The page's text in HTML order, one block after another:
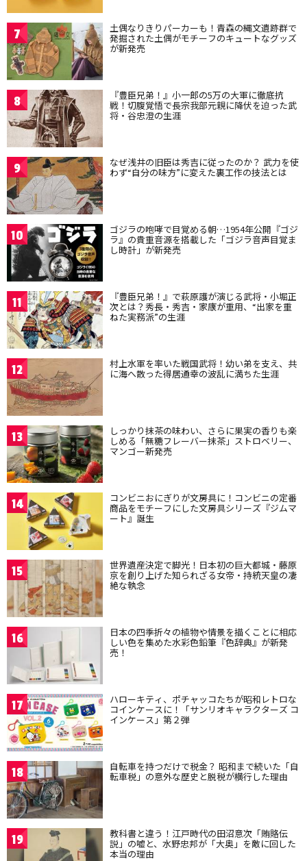
7 土偶なりきりパーカーも！青森の縄文遺跡群で
発掘された土偶がモチーフのキュートなグッズ
が新発売
8 『豊臣兄弟！』小一郎の5万の大軍に徹底抗
戦！切腹覚悟で長宗我部元親に降伏を迫った武
将・谷忠澄の生涯
9 なぜ浅井の旧臣は秀吉に従ったのか？ 武力を使
わず“自分の味方”に変えた裏工作の技法とは
10 ゴジラの咆哮で目覚める朝…1954年公開『ゴジ
ラ』の貴重音源を搭載した「ゴジラ音声目覚ま
し時計」が新発売
11 『豊臣兄弟！』で萩原護が演じる武将・小堀正
次とは？秀長・秀吉・家康が重用、“出家を重
ねた実務派”の生涯
12 村上水軍を率いた戦国武将！幼い弟を支え、共
に海へ散った得居通幸の波乱に満ちた生涯
13 しっかり抹茶の味わい、さらに果実の香りも楽
しめる「無糖フレーバー抹茶」ストロベリー、
マンゴー新発売
14 コンビニおにぎりが文房具に！コンビニの定番
商品をモチーフにした文房具シリーズ『ジムマ
ート』誕生
15 世界遺産決定で脚光！日本初の巨大都城・藤原
京を創り上げた知られざる女帝・持統天皇の凄
絶な執念
16 日本の四季折々の植物や情景を描くことに相応
しい色を集めた水彩色鉛筆『色辞典』が新発
売！
17 ハローキティ、ポチャッコたちが昭和レトロな
コインケースに！「サンリオキャラクターズ コ
インケース」第２弾
18 自転車を持つだけで税金？ 昭和まで続いた「自
転車税」の意外な歴史と脱税が横行した理由
19 教科書と違う！江戸時代の田沼意次「賄賂伝
説」の嘘と、水野忠邦が「大奥」を敵に回した
本当の理由